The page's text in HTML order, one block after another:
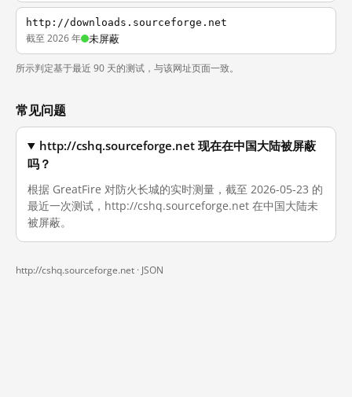
http://downloads.sourceforge.net
截至 2026 年 未屏蔽
所示判定基于最近 90 天的测试，与该网址页面一致。
常见问题
http://cshq.sourceforge.net 现在在中国大陆被屏蔽
吗？
根据 GreatFire 对防火长城的实时测量，截至 2026-05-23 的
最近一次测试，http://cshq.sourceforge.net 在中国大陆未
被屏蔽。
http://cshq.sourceforge.net · JSON